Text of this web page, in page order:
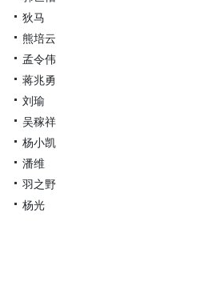
狄马
熊培云
孟令伟
蒋兆勇
刘瑜
吴稼祥
杨小凯
潘维
羽之野
杨光